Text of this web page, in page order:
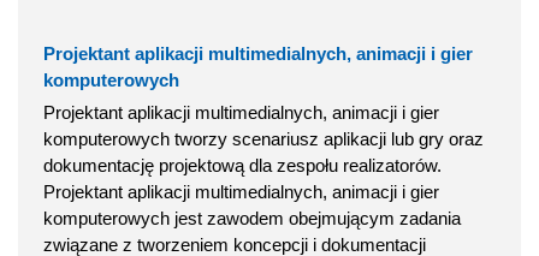
Projektant aplikacji multimedialnych, animacji i gier
komputerowych
Projektant aplikacji multimedialnych, animacji i gier
komputerowych tworzy scenariusz aplikacji lub gry oraz
dokumentację projektową dla zespołu realizatorów.
Projektant aplikacji multimedialnych, animacji i gier
komputerowych jest zawodem obejmującym zadania
związane z tworzeniem koncepcji i dokumentacji